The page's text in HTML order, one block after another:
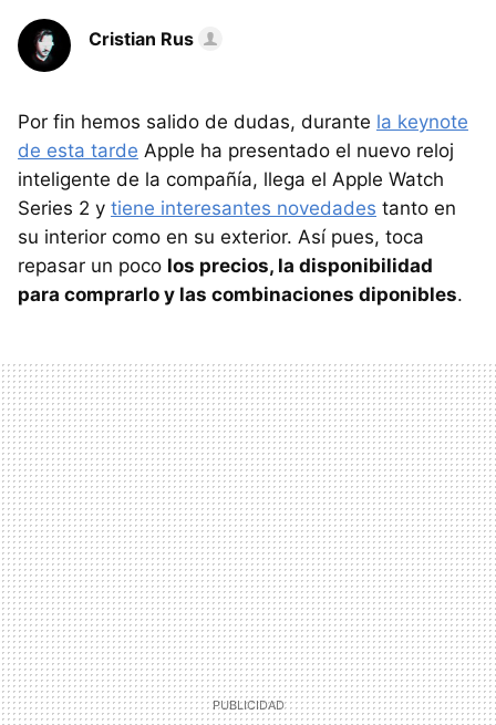
Cristian Rus
Por fin hemos salido de dudas, durante la keynote
de esta tarde Apple ha presentado el nuevo reloj
inteligente de la compañía, llega el Apple Watch
Series 2 y tiene interesantes novedades tanto en
su interior como en su exterior. Así pues, toca
repasar un poco los precios, la disponibilidad
para comprarlo y las combinaciones diponibles.